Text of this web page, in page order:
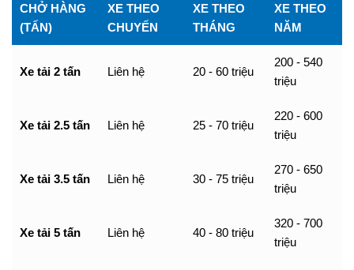
CHỞ HÀNG
(TẤN)
XE THEO
CHUYẾN
XE THEO
THÁNG
XE THEO
NĂM
Xe tải 2 tấn Liên hệ 20 - 60 triệu
200 - 540
triệu
Xe tải 2.5 tấn Liên hệ 25 - 70 triệu
220 - 600
triệu
Xe tải 3.5 tấn Liên hệ 30 - 75 triệu
270 - 650
triệu
Xe tải 5 tấn Liên hệ 40 - 80 triệu
320 - 700
triệu